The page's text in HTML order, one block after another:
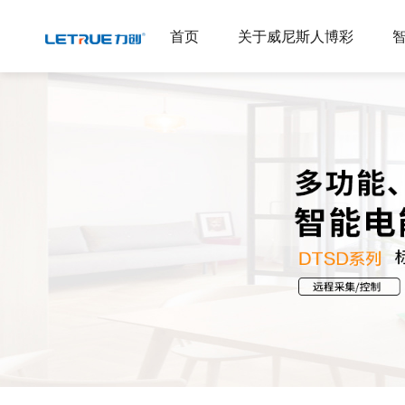
威尼斯人博彩
首页 关于威尼斯人博彩